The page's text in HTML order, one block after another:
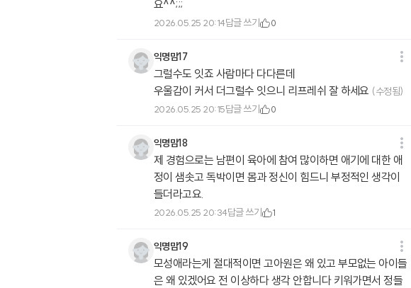
요^^;;;
2026.05.25 20:14답글 쓰기 0
익명맘17
그럴수도 잇죠 사람마다 다다른데
우울감이 커서 더그럴수 잇으니 리프레쉬 잘 하세요 (수정됨)
2026.05.25 20:15답글 쓰기 0
익명맘18
제 경험으로는 남편이 육아에 참여 많이하면 애기에 대한 애
정이 샘솟고 독박이면 몸과 정신이 힘드니 부정적인 생각이
들더라고요.
2026.05.25 20:34답글 쓰기 1
익명맘19
모성애라는게 절대적이면 고아원은 왜 있고 부모없는 아이들
은 왜 있겠어요 전 이상하다 생각 안합니다 키워가면서 정들